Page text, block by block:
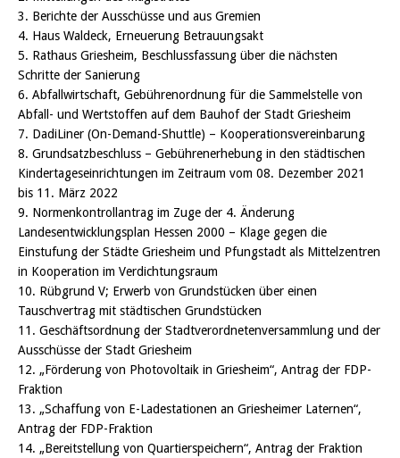
3. Berichte der Ausschüsse und aus Gremien
4. Haus Waldeck, Erneuerung Betrauungsakt
5. Rathaus Griesheim, Beschlussfassung über die nächsten
Schritte der Sanierung
6. Abfallwirtschaft, Gebührenordnung für die Sammelstelle von
Abfall- und Wertstoffen auf dem Bauhof der Stadt Griesheim
7. DadiLiner (On-Demand-Shuttle) – Kooperationsvereinbarung
8. Grundsatzbeschluss – Gebührenerhebung in den städtischen
Kindertageseinrichtungen im Zeitraum vom 08. Dezember 2021
bis 11. März 2022
9. Normenkontrollantrag im Zuge der 4. Änderung
Landesentwicklungsplan Hessen 2000 – Klage gegen die
Einstufung der Städte Griesheim und Pfungstadt als Mittelzentren
in Kooperation im Verdichtungsraum
10. Rübgrund V; Erwerb von Grundstücken über einen
Tauschvertrag mit städtischen Grundstücken
11. Geschäftsordnung der Stadtverordnetenversammlung und der
Ausschüsse der Stadt Griesheim
12. „Förderung von Photovoltaik in Griesheim“, Antrag der FDP-
Fraktion
13. „Schaffung von E-Ladestationen an Griesheimer Laternen“,
Antrag der FDP-Fraktion
14. „Bereitstellung von Quartierspeichern“, Antrag der Fraktion